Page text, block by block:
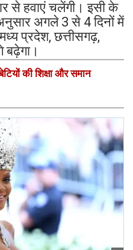
से हवाएं चलेंगी। इसी के
अगले 3 से 4 दिनों में
प्रदेश, छत्तीसगढ़,
की शिक्षा और समान